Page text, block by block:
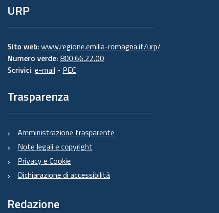
URP
Sito web: www.regione.emilia-romagna.it/urp/
Numero verde: 800.66.22.00
Scrivici: e-mail - PEC
Trasparenza
Amministrazione trasparente
Note legali e copyright
Privacy e Cookie
Dichiarazione di accessibilità
Redazione